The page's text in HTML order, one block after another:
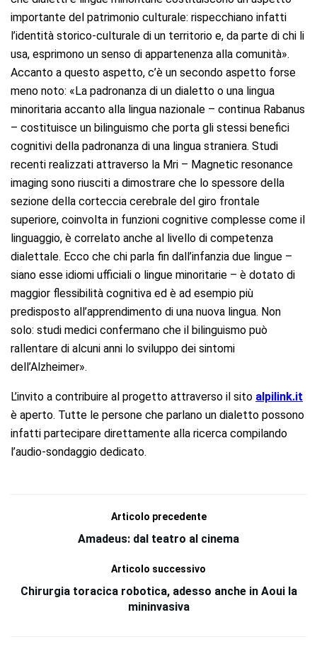
importante del patrimonio culturale: rispecchiano infatti
l’identità storico-culturale di un territorio e, da parte di chi li
usa, esprimono un senso di appartenenza alla comunità».
Accanto a questo aspetto, c’è un secondo aspetto forse
meno noto: «La padronanza di un dialetto o una lingua
minoritaria accanto alla lingua nazionale – continua Rabanus
– costituisce un bilinguismo che porta gli stessi benefici
cognitivi della padronanza di una lingua straniera. Studi
recenti realizzati attraverso la Mri – Magnetic resonance
imaging sono riusciti a dimostrare che lo spessore della
sezione della corteccia cerebrale del giro frontale
superiore, coinvolta in funzioni cognitive complesse come il
linguaggio, è correlato anche al livello di competenza
dialettale. Ecco che chi parla fin dall’infanzia due lingue –
siano esse idiomi ufficiali o lingue minoritarie – è dotato di
maggior flessibilità cognitiva ed è ad esempio più
predisposto all’apprendimento di una nuova lingua. Non
solo: studi medici confermano che il bilinguismo può
rallentare di alcuni anni lo sviluppo dei sintomi
dell’Alzheimer».
L’invito a contribuire al progetto attraverso il sito alpilink.it
è aperto. Tutte le persone che parlano un dialetto possono
infatti partecipare direttamente alla ricerca compilando
l’audio-sondaggio dedicato.
Articolo precedente
Amadeus: dal teatro al cinema
Articolo successivo
Chirurgia toracica robotica, adesso anche in Aoui la
mininvasiva